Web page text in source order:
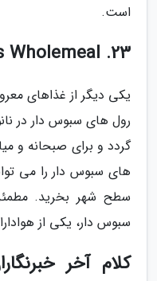
است.
23. Rolls Wholemeal
رول های سبوس دار در
گردد و برای صبحانه و
های سبوس دار را می
سطح شهر بخرید.
سبوس دار، یکی از
کلام آخر